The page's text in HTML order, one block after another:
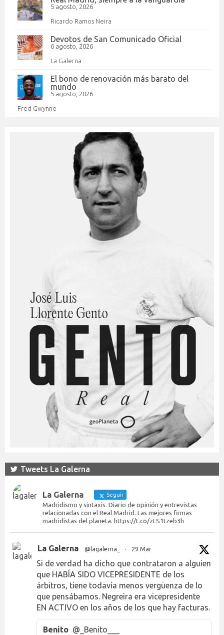
5 agosto, 2026
Ricardo Ramos Neira
Devotos de San Comunicado Oficial
6 agosto, 2026
La Galerna
El bono de renovación más barato del
mundo
5 agosto, 2026
Fred Gwynne
Tweets La Galerna
La Galerna Seguir
Madridismo y sintaxis. Diario de opinión y entrevistas
relacionadas con el Real Madrid. Las mejores firmas
madridistas del planeta. https://t.co/zLS1tzeb3h
La Galerna @lagalerna_ · 29 Mar
Si de verdad ha dicho que contrataron a alguien
que HABÍA SIDO VICEPRESIDENTE de los
árbitros, tiene todavía menos vergüenza de lo
que pensábamos. Negreira era vicepresidente
EN ACTIVO en los años de los que hay facturas.
Benito @_Benito___